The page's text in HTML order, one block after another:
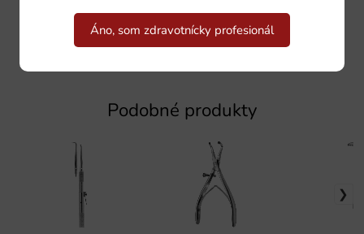
Áno, som zdravotnícky profesionál
Podobné produkty